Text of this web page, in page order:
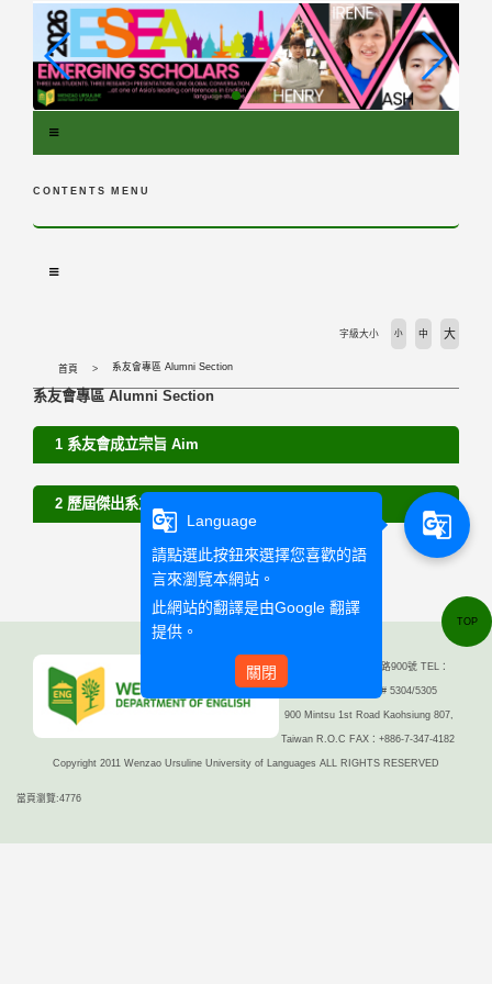
CONTENTS MENU
首頁 系友會專區 Alumni Section
字級大小 小 中 大
系友會專區 Alumni Section
1 系友會成立宗旨 Aim
2 歷屆傑出系友 Outstanding Alumni
高雄市三民區民族一路900號 TEL：
+886-7-342-6031 # 5304/5305
900 Mintsu 1st Road Kaohsiung 807,
Taiwan R.O.C FAX：+886-7-347-4182
Copyright 2011 Wenzao Ursuline University of Languages ALL RIGHTS RESERVED
當頁瀏覽:4776
TOP
g_translate
Language
請點選此按鈕來選擇您喜歡的語
言來瀏覽本網站。
此網站的翻譯是由Google 翻譯
提供。
關閉
g_translate